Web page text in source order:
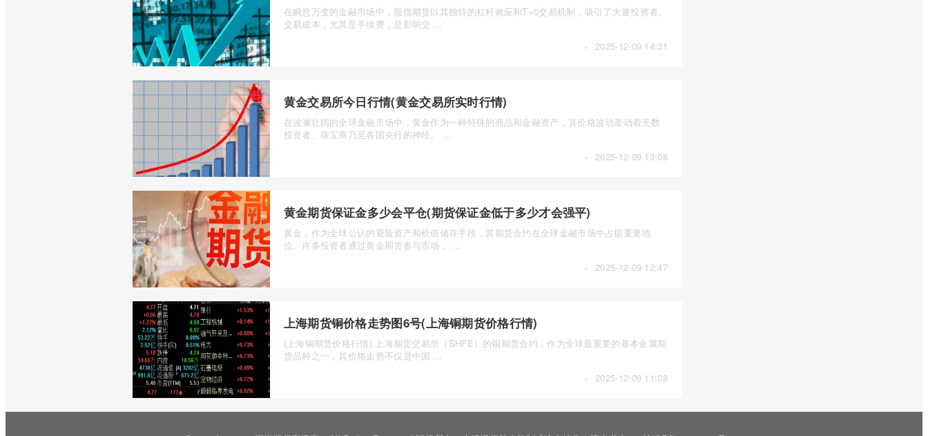
在瞬息万变的金融市场中，股指期货以其独特的杠杆效应和T+0交易机制，吸引了大量投资者。
交易成本，尤其是手续费，是影响交 ...
· 2025-12-09 14:31
黄金交易所今日行情(黄金交易所实时行情)
在波澜壮阔的全球金融市场中，黄金作为一种特殊的商品和金融资产，其价格波动牵动着无数
投资者、珠宝商乃至各国央行的神经。 ...
· 2025-12-09 13:08
黄金期货保证金多少会平仓(期货保证金低于多少才会强平)
黄金，作为全球公认的避险资产和价值储存手段，其期货合约在全球金融市场中占据重要地
位。许多投资者通过黄金期货参与市场， ...
· 2025-12-09 12:47
上海期货铜价格走势图6号(上海铜期货价格行情)
(上海铜期货价格行情) 上海期货交易所（SHFE）的铜期货合约，作为全球最重要的基本金属期
货品种之一，其价格走势不仅是中国 ...
· 2025-12-09 11:08